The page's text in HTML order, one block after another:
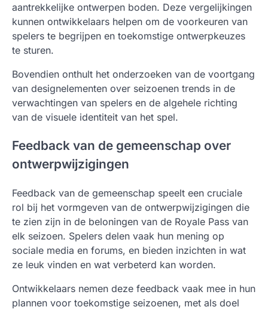
aantrekkelijke ontwerpen boden. Deze vergelijkingen
kunnen ontwikkelaars helpen om de voorkeuren van
spelers te begrijpen en toekomstige ontwerpkeuzes
te sturen.
Bovendien onthult het onderzoeken van de voortgang
van designelementen over seizoenen trends in de
verwachtingen van spelers en de algehele richting
van de visuele identiteit van het spel.
Feedback van de gemeenschap over
ontwerpwijzigingen
Feedback van de gemeenschap speelt een cruciale
rol bij het vormgeven van de ontwerpwijzigingen die
te zien zijn in de beloningen van de Royale Pass van
elk seizoen. Spelers delen vaak hun mening op
sociale media en forums, en bieden inzichten in wat
ze leuk vinden en wat verbeterd kan worden.
Ontwikkelaars nemen deze feedback vaak mee in hun
plannen voor toekomstige seizoenen, met als doel